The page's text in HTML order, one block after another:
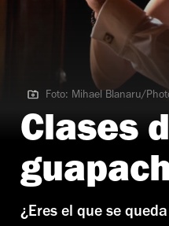
Foto: Mihael Blanaru/
Foto: Mihael Blanaru/
Clases
¿Eres el que se